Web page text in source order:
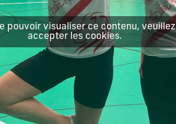
pouvoir visualiser ce contenu, veuillez
accepter les cookies.